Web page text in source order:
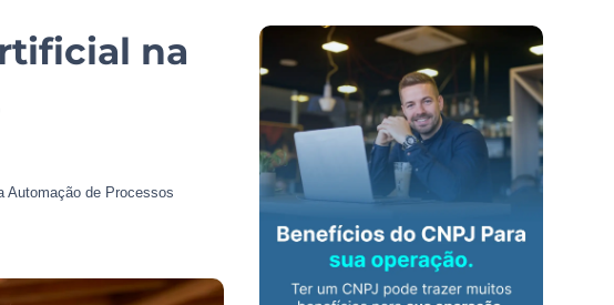
na
Automação de Processos